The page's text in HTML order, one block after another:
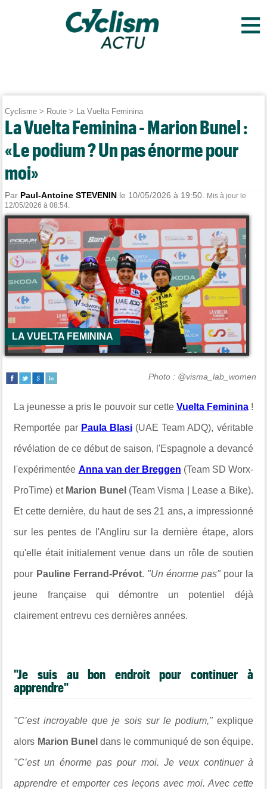
≡
Cyclisme > Route > La Vuelta Feminina
La Vuelta Feminina - Marion Bunel :
«Le podium ? Un pas énorme pour
moi»
Par Paul-Antoine STEVENIN le 10/05/2026 à 19:50.
Mis à jour le
12/05/2026 à 08:54.
LA VUELTA FEMININA
Photo : @visma_lab_women
La jeunesse a pris le pouvoir sur cette Vuelta Feminina !
Remportée par Paula Blasi (UAE Team ADQ), véritable
révélation de ce début de saison, l'Espagnole a devancé
l'expérimentée Anna van der Breggen (Team SD Worx-
ProTime) et Marion Bunel (Team Visma | Lease a Bike).
Et cette dernière, du haut de ses 21 ans, a impressionné
sur les pentes de l'Angliru sur la dernière étape, alors
qu'elle était initialement venue dans un rôle de soutien
pour Pauline Ferrand-Prévot. "Un énorme pas" pour la
jeune française qui démontre un potentiel déjà
clairement entrevu ces dernières années.
"Je suis au bon endroit pour continuer à
apprendre"
"C’est incroyable que je sois sur le podium,"explique
alors Marion Bunel dans le communiqué de son équipe.
"C’est un énorme pas pour moi. Je veux continuer à
apprendre et emporter ces leçons avec moi. Avec cette